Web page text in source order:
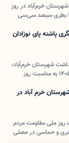
خرم‌آباد در روز
۲۰ خرداد ماه ۱۴۰۵، تعداد ۱۲۸۴۰ بطری سیصد سی‌سی
پاشنه پای نوزادان
شهرستان خرم‌آباد،
در روز دوشنبه چهارم خردادماه ۱۴۰۵ به مناسبت روز
مسئول واحد
نوزادان، از دو مرکز
کردند.
خرم آباد در
روز ملی مقاومت مردم
و حماسی در مصلی